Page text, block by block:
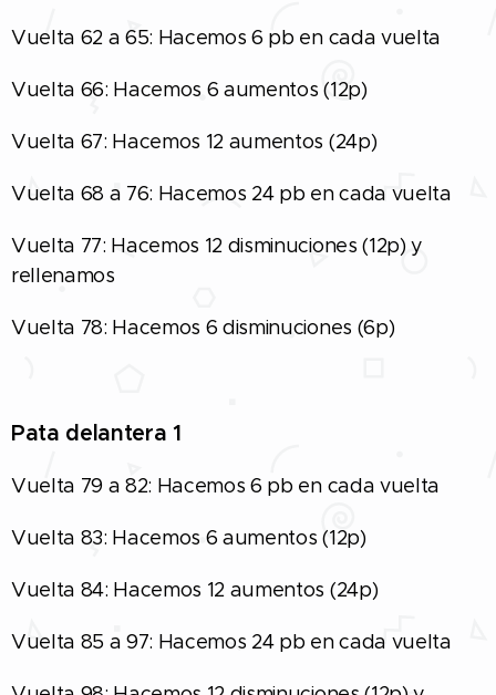
Vuelta 62 a 65: Hacemos 6 pb en cada vuelta
Vuelta 66: Hacemos 6 aumentos (12p)
Vuelta 67: Hacemos 12 aumentos (24p)
Vuelta 68 a 76: Hacemos 24 pb en cada vuelta
Vuelta 77: Hacemos 12 disminuciones (12p) y
rellenamos
Vuelta 78: Hacemos 6 disminuciones (6p)
Pata delantera 1
Vuelta 79 a 82: Hacemos 6 pb en cada vuelta
Vuelta 83: Hacemos 6 aumentos (12p)
Vuelta 84: Hacemos 12 aumentos (24p)
Vuelta 85 a 97: Hacemos 24 pb en cada vuelta